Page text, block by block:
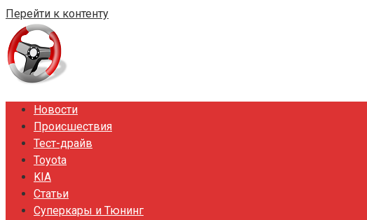
Перейти к контенту
Новости
Происшествия
Тест-драйв
Toyota
KIA
Статьи
Суперкары и Тюнинг